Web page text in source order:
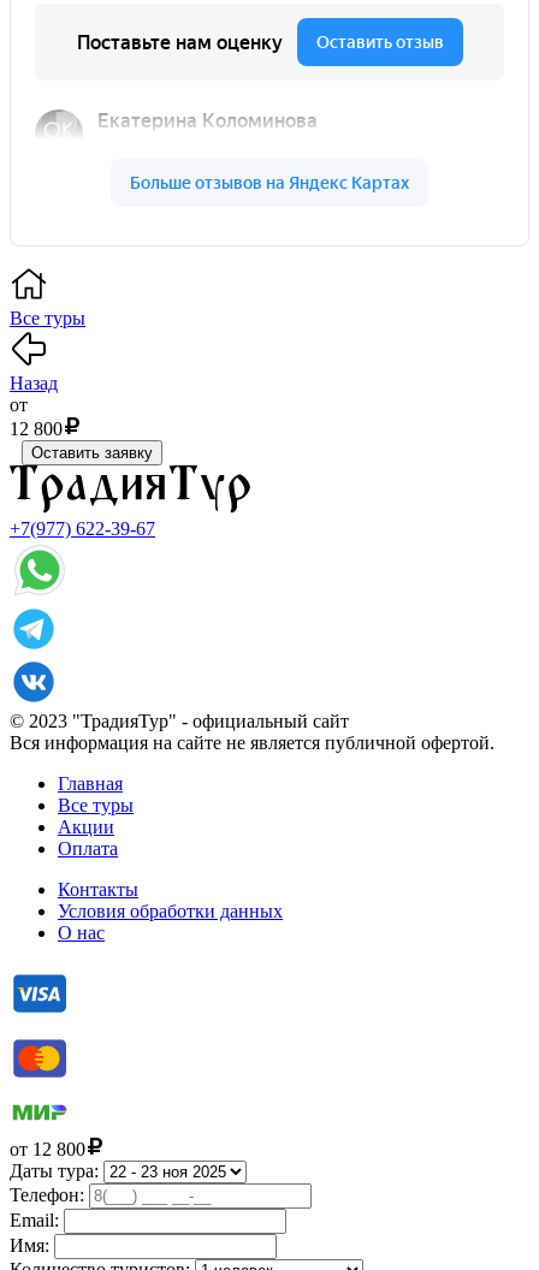
Все туры
Назад
от
12 800
Оставить заявку
+7(977) 622-39-67
© 2023 "ТрадияТур" - официальный сайт
Вся информация на сайте не является публичной офертой.
Главная
Все туры
Акции
Оплата
Контакты
Условия обработки данных
О нас
от 12 800
Даты тура:
Телефон:
Email:
Имя: